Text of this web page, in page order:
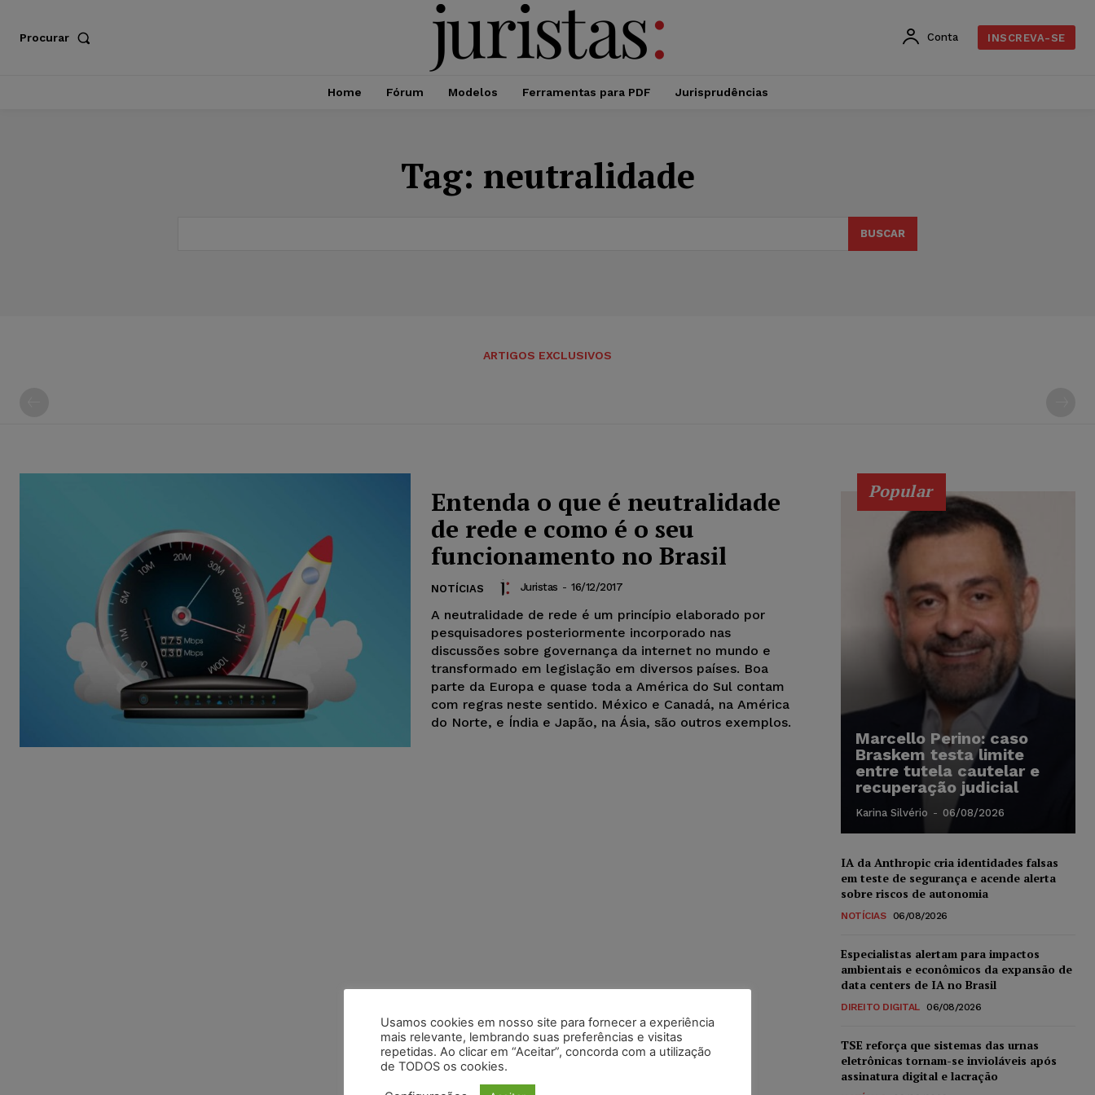
Procurar Conta INSCREVA-SE
Home Fórum Modelos Ferramentas para PDF Jurisprudências
Tag: neutralidade
BUSCAR
ARTIGOS EXCLUSIVOS
Entenda o que é neutralidade
de rede e como é o seu
funcionamento no Brasil
NOTÍCIAS Juristas - 16/12/2017
A neutralidade de rede é um princípio elaborado por
pesquisadores posteriormente incorporado nas
discussões sobre governança da internet no mundo e
transformado em legislação em diversos países. Boa
parte da Europa e quase toda a América do Sul contam
com regras neste sentido. México e Canadá, na América
do Norte, e Índia e Japão, na Ásia, são outros exemplos.
Popular
Marcello Perino: caso
Braskem testa limite
entre tutela cautelar e
recuperação judicial
Karina Silvério - 06/08/2026
IA da Anthropic cria identidades falsas
em teste de segurança e acende alerta
sobre riscos de autonomia
NOTÍCIAS 06/08/2026
Especialistas alertam para impactos
ambientais e econômicos da expansão de
data centers de IA no Brasil
DIREITO DIGITAL 06/08/2026
TSE reforça que sistemas das urnas
eletrônicas tornam-se invioláveis após
assinatura digital e lacração
Usamos cookies em nosso site para fornecer a experiência
mais relevante, lembrando suas preferências e visitas
repetidas. Ao clicar em “Aceitar”, concorda com a utilização
de TODOS os cookies.